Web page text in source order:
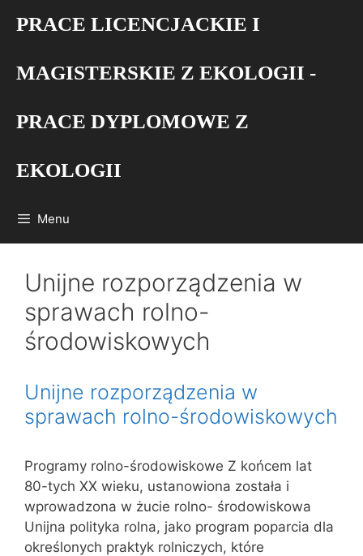
PRACE LICENCJACKIE I
MAGISTERSKIE Z EKOLOGII -
PRACE DYPLOMOWE Z
EKOLOGII
Menu
Unijne rozporządzenia w
sprawach rolno-
środowiskowych
Unijne rozporządzenia w
sprawach rolno-środowiskowych
Programy rolno-środowiskowe Z końcem lat
80-tych XX wieku, ustanowiona została i
wprowadzona w żucie rolno- środowiskowa
Unijna polityka rolna, jako program poparcia dla
określonych praktyk rolniczych, które